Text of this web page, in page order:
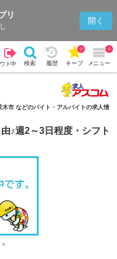
リ
開く
ト中 検索 履歴 キープ
0
メニュー
0
履歴
市 などのバイト・アルバイトの求人情
♪週2～3日程度・シフト